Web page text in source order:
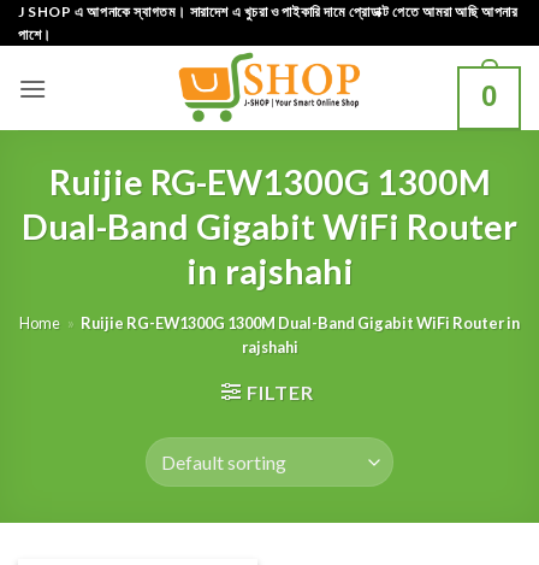
Skip
to
J SHOP এ আপনাকে স্বাগতম। সারাদেশ এ খুচরা ও পাইকারি দামে প্রোডাক্ট পেতে আমরা আছি আপনার
পাশে।
0
Ruijie RG-EW1300G 1300M
Dual-Band Gigabit WiFi Router
in rajshahi
Home » Ruijie RG-EW1300G 1300M Dual-Band Gigabit WiFi Router in
rajshahi
FILTER